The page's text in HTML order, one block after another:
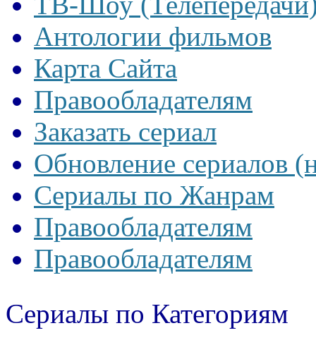
Антологии фильмов
Карта Сайта
Правообладателям
Заказать сериал
Обновление сериалов
Сериалы по Жанрам
Правообладателям
Правообладателям
Сериалы по Категориям